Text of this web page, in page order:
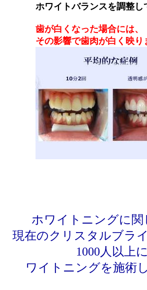
ホワイトバランスを調整し
歯が白くなった場合には、
その影響で歯肉が白く映り
ホワイトニングに関
現在のクリスタルブラ
1000人以上に
ワイトニングを施術